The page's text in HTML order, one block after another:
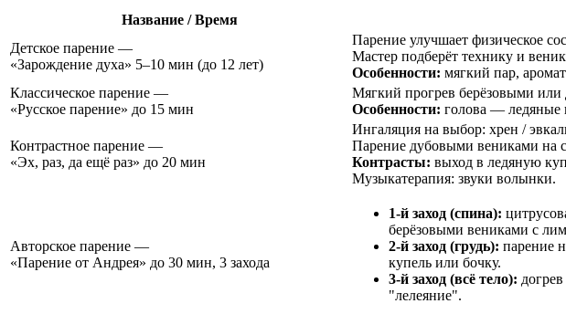
Название / Время
Детское парение —
«Зарождение духа» 5–10 мин (до 12 лет)
Парение улучшает физическое
Мастер подберёт технику и
Особенности: мягкий пар,
Классическое парение —
«Русское парение» до 15 мин
Мягкий прогрев берёзовыми или
Особенности: голова — ледяные
Контрастное парение —
«Эх, раз, да ещё раз» до 20 мин
Ингаляция на выбор: хрен /
Парение дубовыми вениками на
Контрасты: выход в ледяную
Музыкатерапия: звуки волынки.
Авторское парение —
«Парение от Андрея» до 30 мин, 3 захода
1-й заход (спина):
берёзовыми вениками с
2-й заход (грудь): парение
купель или бочку.
3-й заход (всё тело):
"лелеяние".